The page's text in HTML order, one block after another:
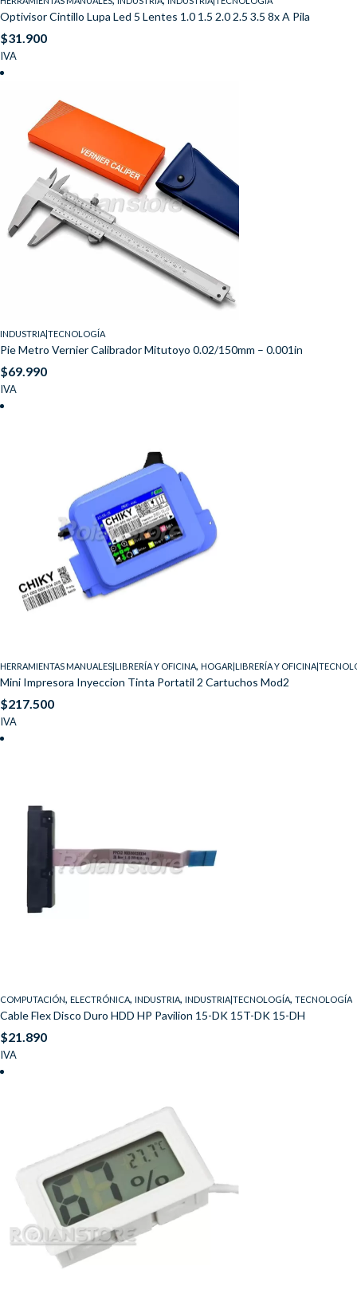
Optivisor Cintillo Lupa Led 5 Lentes 1.0 1.5 2.0 2.5 3.5 8x A Pila
$31.900
IVA
INDUSTRIA|TECNOLOGÍA
Pie Metro Vernier Calibrador Mitutoyo 0.02/150mm – 0.001in
$69.990
IVA
HERRAMIENTAS MANUALES|LIBRERÍA Y OFICINA, HOGAR|LIBRERÍA Y
Mini Impresora Inyeccion Tinta Portatil 2 Cartuchos Mod2
$217.500
IVA
COMPUTACIÓN, ELECTRÓNICA, INDUSTRIA, INDUSTRIA|TECNOLOGÍA, TECNOLOGÍA
Cable Flex Disco Duro HDD HP Pavilion 15-DK 15T-DK 15-DH
$21.890
IVA